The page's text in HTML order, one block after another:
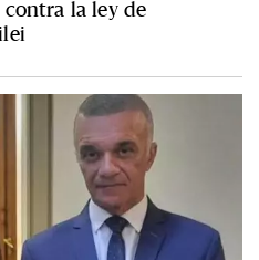
contra la ley de